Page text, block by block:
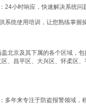
24小时响应，快速解决系统问
系统使用培训，让您熟练掌握
北京及其下属的各个区域，
区、昌平区、大兴区、怀柔区
多年来专注于防盗报警领域，